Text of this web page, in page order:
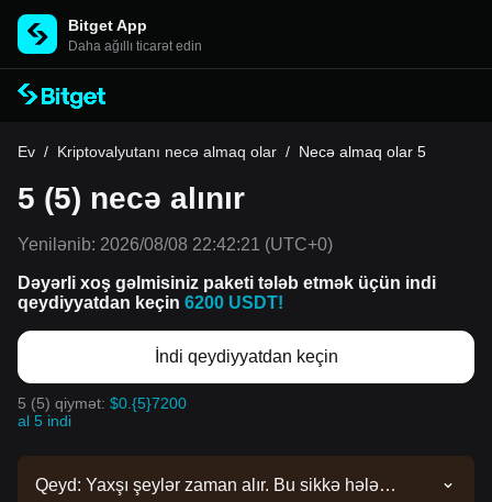
Bitget App
Daha ağıllı ticarət edin
Ev / Kriptovalyutanı necə almaq olar / Necə almaq olar 5
5 (5) necə alınır
Yenilənib: 2026/08/08 22:42:21 (UTC+0)
Dəyərli xoş gəlmisiniz paketi tələb etmək üçün indi
qeydiyyatdan keçin 6200 USDT!
İndi qeydiyyatdan keçin
5 (5) qiymət: $0.{5}7200
al 5 indi
Qeyd: Yaxşı şeylər zaman alır. Bu sikkə hələ